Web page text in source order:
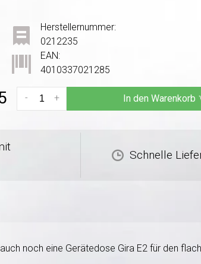
Herstellernummer:
0212235
EAN:
4010337021285
+
- In den Warenkorb
Schnelle
noch eine Gerätedose Gira E2 für den